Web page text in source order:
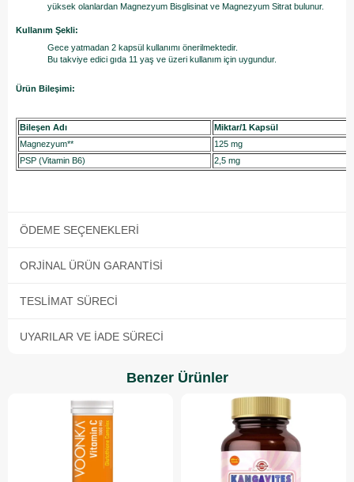
yüksek olanlardan Magnezyum Bisglisinat ve Magnezyum Sitrat bulunur.
Kullanım Şekli:
Gece yatmadan 2 kapsül kullanımı önerilmektedir.
Bu takviye edici gıda 11 yaş ve üzeri kullanım için uygundur.
Ürün Bileşimi:
Bileşen Adı
Miktar/1 Kapsül
Magnezyum**
125 mg
PSP (Vitamin B6)
2,5 mg
ÖDEME SEÇENEKLERI
ORJINAL ÜRÜN GARANTISI
TESLIMAT SÜRECI
UYARILAR VE İADE SÜRECI
Benzer Ürünler